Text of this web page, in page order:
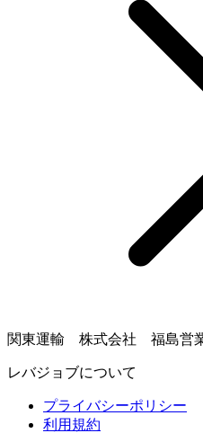
関東運輸 株式会社 福島営業
レバジョブについて
プライバシーポリシー
利用規約